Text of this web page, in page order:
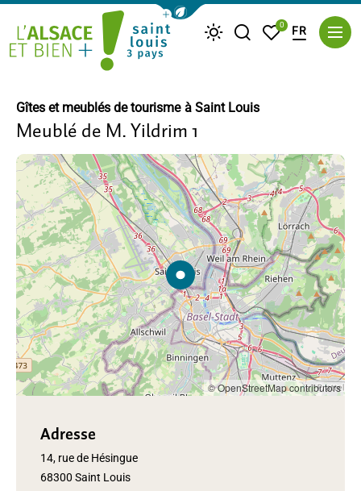
Afficher la barre de navigation du
MétéoJe recherche
Mes favoris
0 FR
Gîtes et meublés de tourisme à Saint Louis
Meublé de M. Yildrim 1
© OpenStreetMap contributors
Adresse
14, rue de Hésingue
68300 Saint Louis